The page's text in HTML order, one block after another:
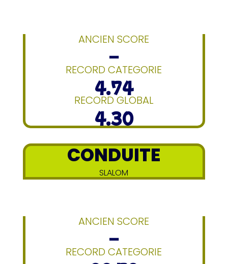
ANCIEN SCORE
–
RECORD CATEGORIE
4.74
RECORD GLOBAL
4.30
CONDUITE
SLALOM
ANCIEN SCORE
–
RECORD CATEGORIE